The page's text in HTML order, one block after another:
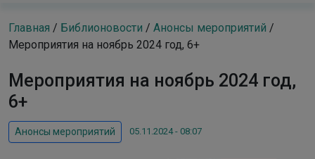
Главная / Библионовости / Анонсы мероприятий /
Мероприятия на ноябрь 2024 год, 6+
Мероприятия на ноябрь 2024 год,
6+
Анонсы мероприятий 05.11.2024 - 08:07